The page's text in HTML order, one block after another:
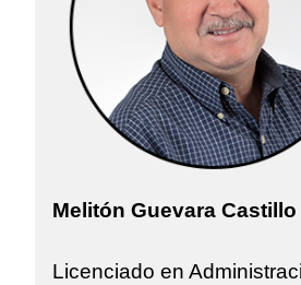
Melitón Guevara Castillo
Licenciado en